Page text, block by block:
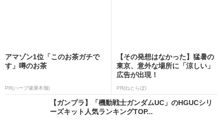
アマゾン1位「このお茶ガチで
す」噂のお茶
PR(ハーブ健康本舗)
【その発想はなかった】猛暑の
東京、意外な場所に「涼しい」
広告が出現！
PR(ねとらぼ)
【ガンプラ】「機動戦士ガンダムUC」のHGUCシリ
ーズキット人気ランキングTOP...